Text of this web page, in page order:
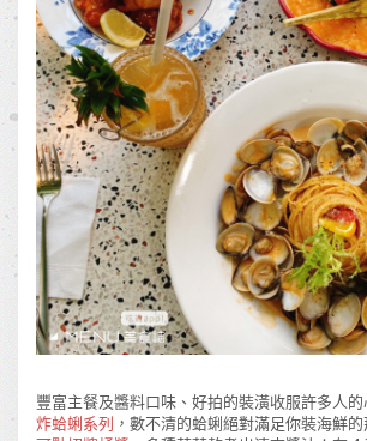
豐富主餐及醬料口味、好拍的裝潢收服許多人的
炸蛤蜊系列 ，數不清的蛤蜊絕對滿足你裝海鮮的